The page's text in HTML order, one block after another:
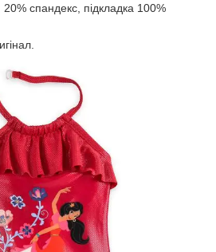
спандекс, підкладка 100%